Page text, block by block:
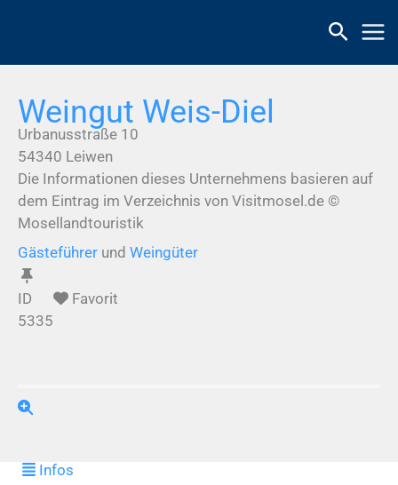
Weingut Weis-Diel
Urbanusstraße 10
54340 Leiwen
Die Informationen dieses Unternehmens basieren auf
dem Eintrag im Verzeichnis von Visitmosel.de ©
Mosellandtouristik
Gästeführer und Weingüter
ID
5335
Favorit
Infos